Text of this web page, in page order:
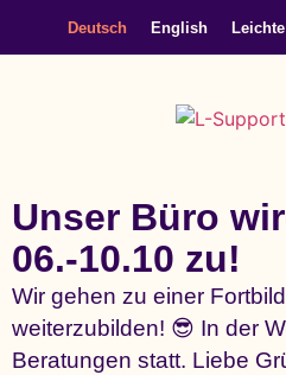
Deutsch English
Unser Büro
06.-10.10 zu!
Wir gehen zu einer
weiterzubilden! 😎 In der
Beratungen statt. Liebe